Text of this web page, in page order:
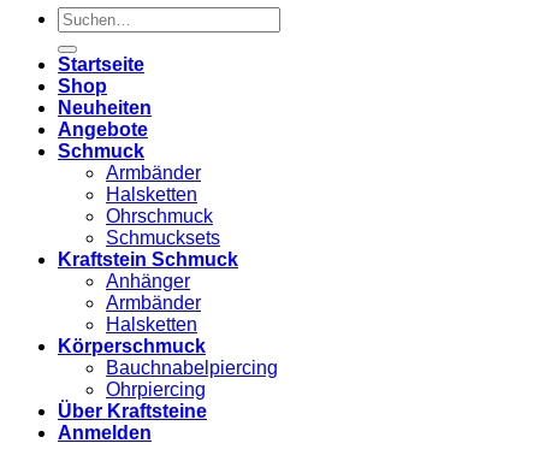
Suchen
nach:
Startseite
Shop
Neuheiten
Angebote
Schmuck
Armbänder
Halsketten
Ohrschmuck
Schmucksets
Kraftstein Schmuck
Anhänger
Armbänder
Halsketten
Körperschmuck
Bauchnabelpiercing
Ohrpiercing
Über Kraftsteine
Anmelden